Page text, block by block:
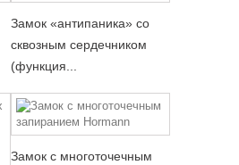
Замок «антипаника» со
сквозным сердечником
(функция...
Замок с многоточечным